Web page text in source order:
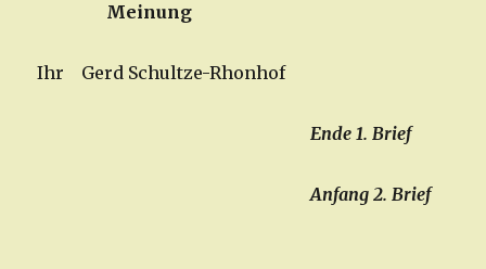
Meinung
Ihr Gerd Schultze-Rhonhof
Ende 1. Brief
Anfang 2. Brief